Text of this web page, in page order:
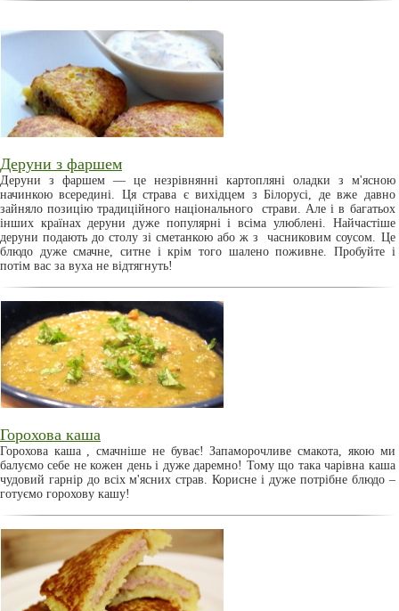
Деруни з фаршем
Деруни з фаршем — це незрівнянні картопляні оладки з м'ясною
начинкою всередині. Ця страва є вихідцем з Білорусі, де вже давно
зайняло позицію традиційного національного страви. Але і в багатьох
інших країнах деруни дуже популярні і всіма улюблені. Найчастіше
деруни подають до столу зі сметанкою або ж з часниковим соусом. Це
блюдо дуже смачне, ситне і крім того шалено поживне. Пробуйте і
потім вас за вуха не відтягнуть!
Горохова каша
Горохова каша , смачніше не буває! Запаморочливе смакота, якою ми
балуємо себе не кожен день і дуже даремно! Тому що така чарівна каша
чудовий гарнір до всіх м'ясних страв. Корисне і дуже потрібне блюдо –
готуємо горохову кашу!